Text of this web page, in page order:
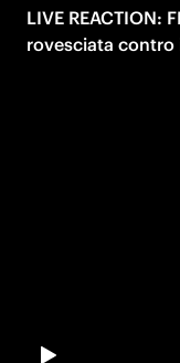
LIVE REACTION:
rovesciata contro